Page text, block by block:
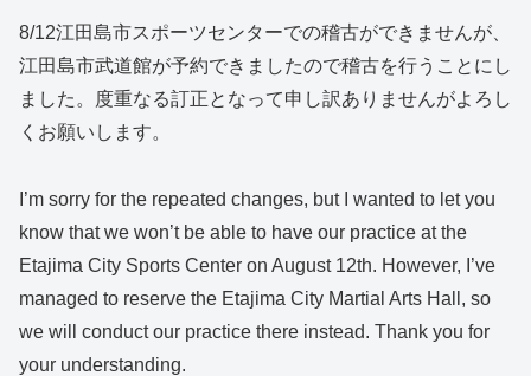
8/12江田島市スポーツセンターでの稽古ができませんが、
江田島市武道館が予約できましたので稽古を行うことにし
ました。度重なる訂正となって申し訳ありませんがよろし
くお願いします。
I’m sorry for the repeated changes, but I wanted to let you
know that we won’t be able to have our practice at the
Etajima City Sports Center on August 12th. However, I’ve
managed to reserve the Etajima City Martial Arts Hall, so
we will conduct our practice there instead. Thank you for
your understanding.